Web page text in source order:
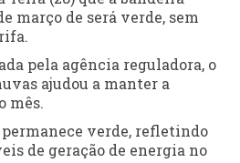
março de será verde, sem
pela agência reguladora, o
ajudou a manter a
mês.
verde, refletindo
de geração de energia no